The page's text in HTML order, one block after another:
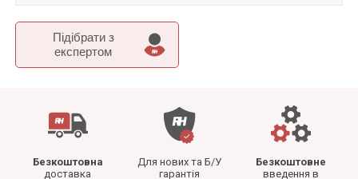
Підібрати з
експертом
Безкоштовна
доставка
Для нових та Б/У
гарантія
Безкоштовне
введення в